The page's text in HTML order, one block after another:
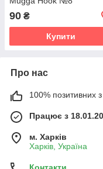
90 ₴
Купити
Про нас
100% позитивних з
Працює з
м. Харків
Харків, Україна